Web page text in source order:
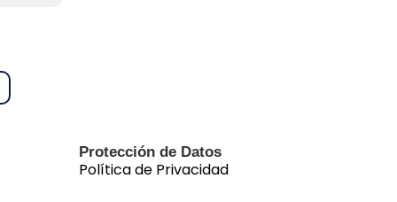
Protección de Datos
Política de Privacidad